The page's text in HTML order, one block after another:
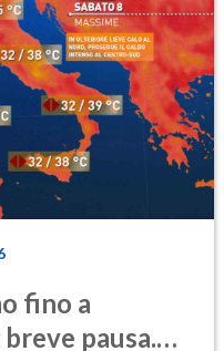
fino a
pausa.